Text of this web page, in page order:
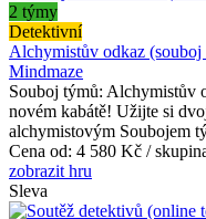
2 týmy
Detektivní
Alchymistův odkaz (souboj
Mindmaze
Souboj týmů: Alchymistův
novém kabátě! Užijte si
alchymistovým Soubojem
Cena od: 4 580 Kč /
zobrazit hru
Sleva